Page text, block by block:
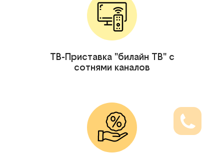
ТВ-Приставка "билайн ТВ" с
сотнями каналов